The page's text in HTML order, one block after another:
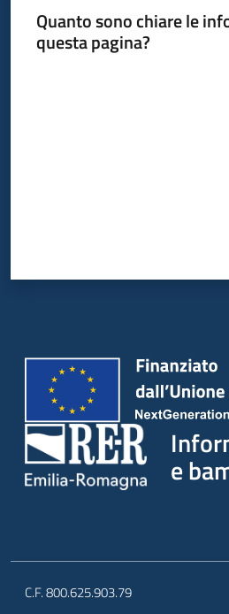
Quanto sono chiare le
questa pagina?
e
C.F. 800.625.903.79